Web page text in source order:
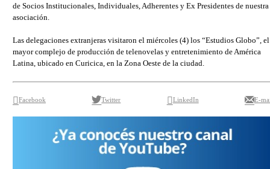
de Socios Institucionales, Individuales, Adherentes y Ex Presidentes de nuestra
asociación.
Las delegaciones extranjeras visitaron el miércoles (4) los “Estudios Globo”, el
mayor complejo de producción de telenovelas y entretenimiento de América
Latina, ubicado en Curicica, en la Zona Oeste de la ciudad.
Facebook Twitter LinkedIn E-